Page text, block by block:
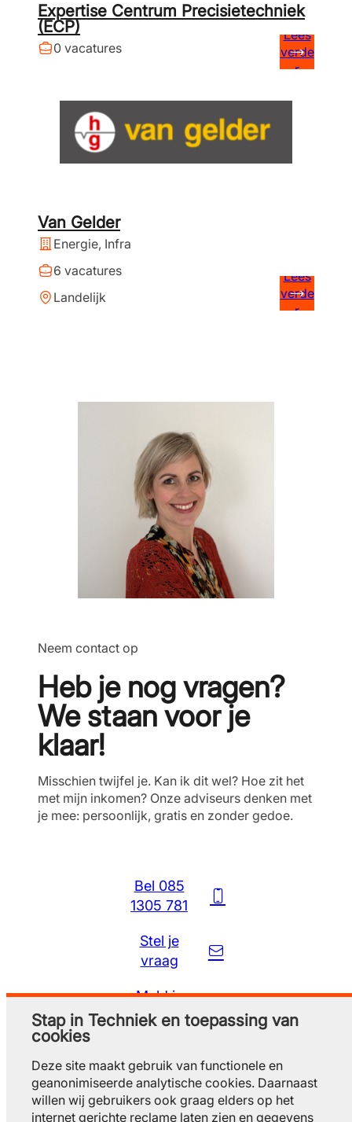
Expertise Centrum Precisietechniek
(ECP)
0 vacatures
Lees
verde
r
Van Gelder
Energie, Infra
6 vacatures
Landelijk
Lees
verde
r
Neem contact op
Heb je nog vragen?
We staan voor je
klaar!
Misschien twijfel je. Kan ik dit wel? Hoe zit het
met mijn inkomen? Onze adviseurs denken met
je mee: persoonlijk, gratis en zonder gedoe.
Bel 085
1305 781
Stel je
vraag
Meld je
gratis aan
Stap in Techniek en toepassing van
cookies
Deze site maakt gebruik van functionele en
geanonimiseerde analytische cookies. Daarnaast
willen wij gebruikers ook graag elders op het
internet gerichte reclame laten zien en gegevens